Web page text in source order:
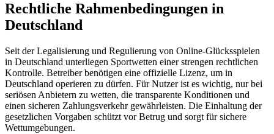
Rechtliche Rahmenbedingungen in
Deutschland
Seit der Legalisierung und Regulierung von Online-Glücksspielen
in Deutschland unterliegen Sportwetten einer strengen rechtlichen
Kontrolle. Betreiber benötigen eine offizielle Lizenz, um in
Deutschland operieren zu dürfen. Für Nutzer ist es wichtig, nur bei
seriösen Anbietern zu wetten, die transparente Konditionen und
einen sicheren Zahlungsverkehr gewährleisten. Die Einhaltung der
gesetzlichen Vorgaben schützt vor Betrug und sorgt für sichere
Wettumgebungen.